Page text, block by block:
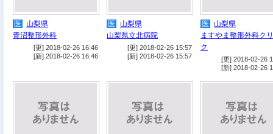
医
山梨県
青沼整形外科
[更] 2018-02-26 16:46
[新] 2018-02-26 16:46
医
山梨県
山梨県立北病院
[更] 2018-02-26 15:57
[新] 2018-02-26 15:57
医
山梨県
ますやま整形外科ク
ク
[更] 2018-02-26
[新] 2018-02-26